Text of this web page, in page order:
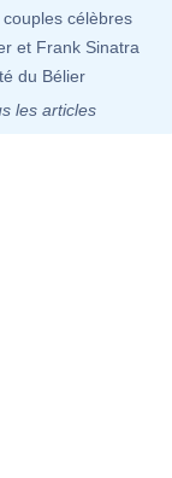
célèbres
et Frank Sinatra
du Bélier
les articles